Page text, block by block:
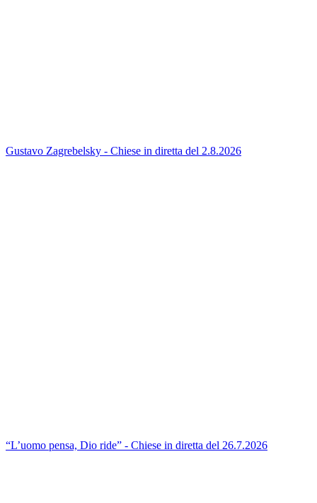
Gustavo Zagrebelsky - Chiese in diretta del 2.8.2026
“L’uomo pensa, Dio ride” - Chiese in diretta del 26.7.2026